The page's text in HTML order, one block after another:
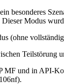
besonderes
Modus
(ohne
Teilstörung
MF und in API-